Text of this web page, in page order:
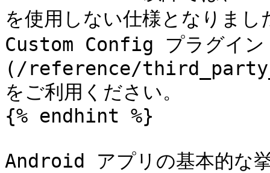
を使用しない仕様となりま
Custom Config プラグイ
(/reference/
をご利用ください。
{% endhint %}
Android アプリの基本的な